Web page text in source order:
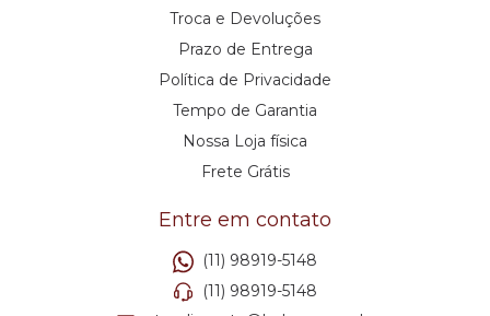
Troca e Devoluções
Prazo de Entrega
Política de Privacidade
Tempo de Garantia
Nossa Loja física
Frete Grátis
Entre em contato
(11) 98919-5148
(11) 98919-5148